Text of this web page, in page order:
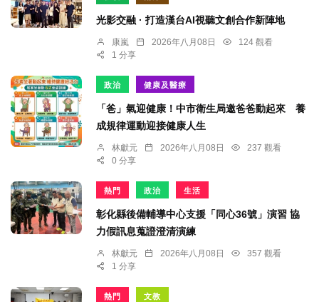
光影交融 · 打造漢台AI視聽文創合作新陣地
康嵐 2026年八月08日
124 觀看
1 分享
政治 健康及醫療
「爸」氣迎健康！中市衛生局邀爸爸動起來 養
成規律運動迎接健康人生
林獻元 2026年八月08日
237 觀看
0 分享
熱門 政治 生活
彰化縣後備輔導中心支援「同心36號」演習 協
力假訊息蒐證澄清演練
林獻元 2026年八月08日
357 觀看
1 分享
熱門 文教